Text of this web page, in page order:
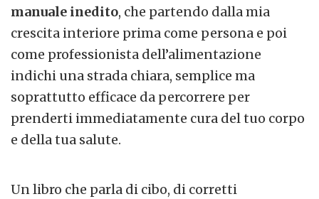
manuale inedito, che partendo dalla mia
crescita interiore prima come persona e poi
come professionista dell’alimentazione
indichi una strada chiara, semplice ma
soprattutto efficace da percorrere per
prenderti immediatamente cura del tuo corpo
e della tua salute.
Un libro che parla di cibo, di corretti